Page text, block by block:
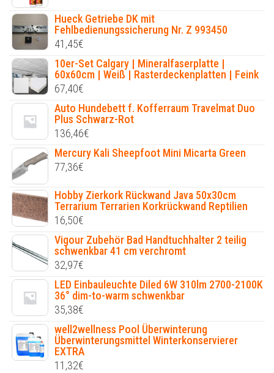
Hueck Getriebe DK mit
Fehlbedienungssicherung Nr. Z 993450
41,45€
10er-Set Calgary | Mineralfaserplatte |
60x60cm | Weiß | Rasterdeckenplatten | Feink
67,40€
Auto Hundebett f. Kofferraum Travelmat Duo
Plus Schwarz-Rot
136,46€
Mercury Kali Sheepfoot Mini Micarta Green
77,36€
Hobby Zierkork Rückwand Java 50x30cm
Terrarium Terrarien Korkrückwand Reptilien
16,50€
Vigour Zubehör Bad Handtuchhalter 2 teilig
schwenkbar 41 cm verchromt
32,97€
LED Einbauleuchte Diled 6W 310lm 2700-2100K
36° dim-to-warm schwenkbar
35,38€
well2wellness Pool Überwinterung
Überwinterungsmittel Winterkonservierer
EXTRA
11,32€